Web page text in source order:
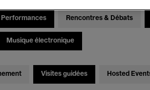
Performances Rencontres & Débats
Musique électronique
Visites guidées Hosted